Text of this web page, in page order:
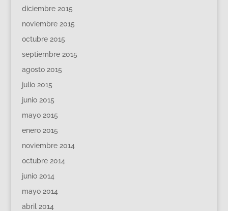
diciembre 2015
noviembre 2015
octubre 2015
septiembre 2015
agosto 2015
julio 2015
junio 2015
mayo 2015
enero 2015
noviembre 2014
octubre 2014
junio 2014
mayo 2014
abril 2014